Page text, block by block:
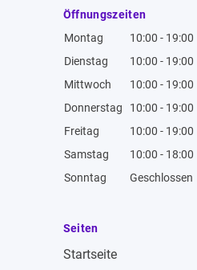
Öffnungszeiten
Montag
10:00 - 19:00
Dienstag
10:00 - 19:00
Mittwoch
10:00 - 19:00
Donnerstag
10:00 - 19:00
Freitag
10:00 - 19:00
Samstag
10:00 - 18:00
Sonntag
Geschlossen
Seiten
Startseite